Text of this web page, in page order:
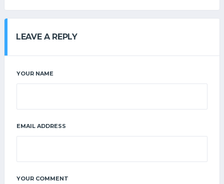
LEAVE A REPLY
YOUR NAME
EMAIL ADDRESS
YOUR COMMENT